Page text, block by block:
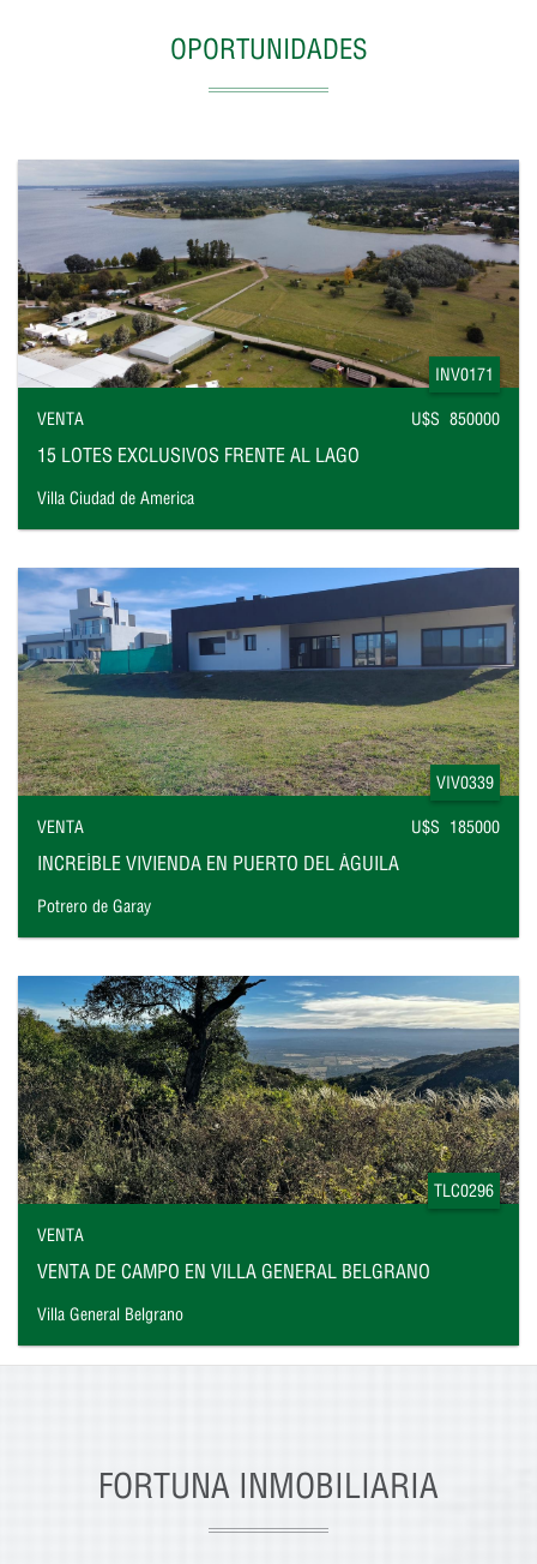
OPORTUNIDADES
INV0171
VENTA U$S 850000
15 LOTES EXCLUSIVOS FRENTE AL LAGO
Villa Ciudad de America
VIV0339
VENTA U$S 185000
INCREÍBLE VIVIENDA EN PUERTO DEL ÁGUILA
Potrero de Garay
TLC0296
VENTA
VENTA DE CAMPO EN VILLA GENERAL BELGRANO
Villa General Belgrano
FORTUNA INMOBILIARIA